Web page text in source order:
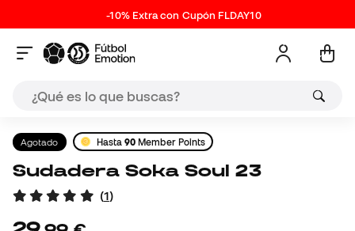
-10% Extra con Cupón FLDAY10
Agotado Hasta90 Member Points
Sudadera Soka Soul 23
(1)